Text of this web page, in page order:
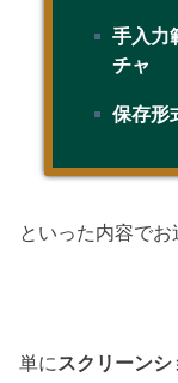
手入力
チャ
保存形
といった内容でお
単に スクリーン